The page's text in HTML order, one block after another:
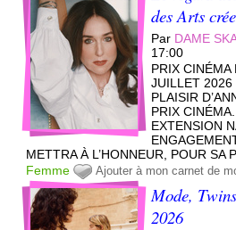
des Arts
Par DAME
17:00
PRIX CINÉMA
JUILLET 2026
PLAISIR
PRIX
EXTENSION
METTRA À L’HONNEUR, POUR SA
Femme
Ajouter à mon carnet de
Mode,
2026